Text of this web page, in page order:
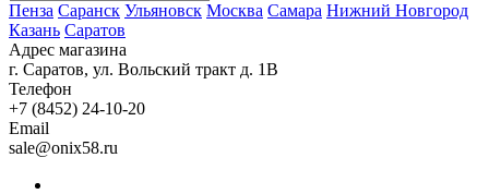
Пенза Саранск Ульяновск Москва Самара Нижний Новгород
Казань Саратов
Адрес магазина
г. Саратов, ул. Вольский тракт д. 1В
Телефон
+7 (8452) 24-10-20
Email
sale@onix58.ru